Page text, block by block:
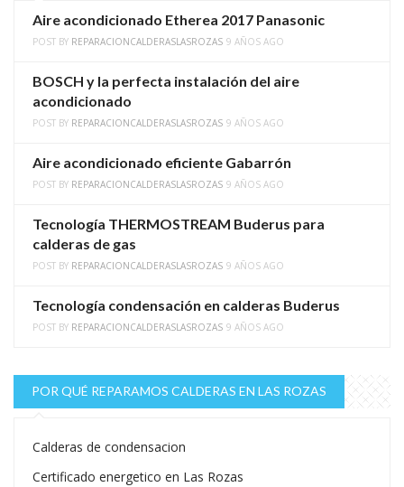
Aire acondicionado Etherea 2017 Panasonic
POST BY REPARACIONCALDERASLASROZAS 9 AÑOS AGO
BOSCH y la perfecta instalación del aire
acondicionado
POST BY REPARACIONCALDERASLASROZAS 9 AÑOS AGO
Aire acondicionado eficiente Gabarrón
POST BY REPARACIONCALDERASLASROZAS 9 AÑOS AGO
Tecnología THERMOSTREAM Buderus para
calderas de gas
POST BY REPARACIONCALDERASLASROZAS 9 AÑOS AGO
Tecnología condensación en calderas Buderus
POST BY REPARACIONCALDERASLASROZAS 9 AÑOS AGO
POR QUÉ REPARAMOS CALDERAS EN LAS ROZAS
Calderas de condensacion
Certificado energetico en Las Rozas